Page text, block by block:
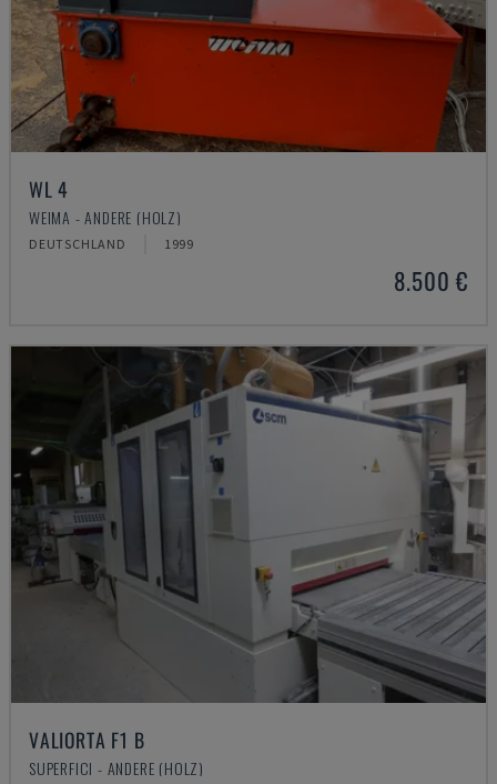
WL 4
WEIMA - ANDERE (HOLZ)
DEUTSCHLAND 1999
8.500 €
VALIORTA F1 B
SUPERFICI - ANDERE (HOLZ)